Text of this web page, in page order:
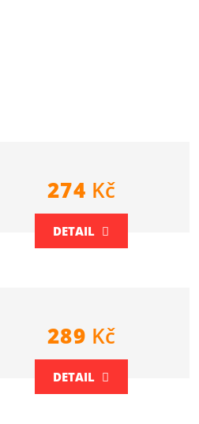
274 Kč
DETAIL
289 Kč
DETAIL